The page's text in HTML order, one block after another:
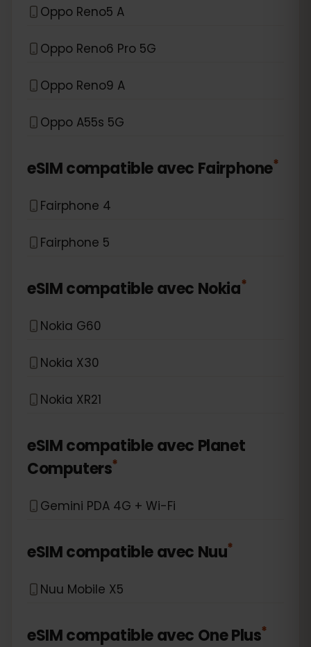
Oppo Reno5 A
Oppo Reno6 Pro 5G
Oppo Reno9 A
Oppo A55s 5G
eSIM compatible avec Fairphone*
Fairphone 4
Fairphone 5
eSIM compatible avec Nokia*
Nokia G60
Nokia X30
Nokia XR21
eSIM compatible avec Planet
Computers*
Gemini PDA 4G + Wi-Fi
eSIM compatible avec Nuu*
Nuu Mobile X5
eSIM compatible avec One Plus*